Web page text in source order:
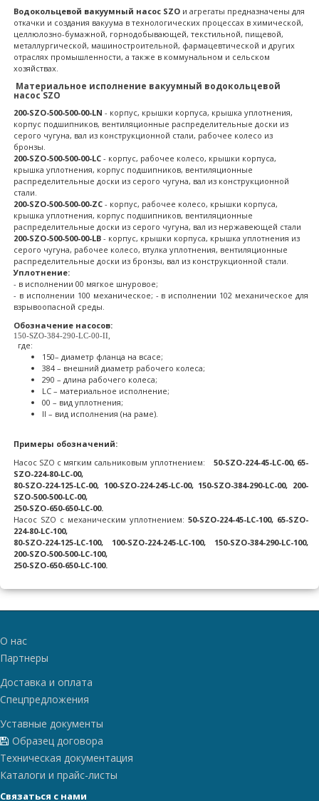
Водокольцевой вакуумный насос SZO и агрегаты предназначены для
откачки и создания вакуума в технологических процессах в химической,
целлюлозно-бумажной, горнодобывающей, текстильной, пищевой,
металлургической, машиностроительной, фармацевтической и других
отраслях промышленности, а также в коммунальном и сельском
хозяйствах.
Материальное исполнение вакуумный водокольцевой
насос SZO
200-SZO-500-500-00-LN - корпус, крышки корпуса, крышка уплотнения,
корпус подшипников, вентиляционные распределительные доски из
серого чугуна, вал из конструкционной стали, рабочее колесо из
бронзы.
200-SZO-500-500-00-LC - корпус, рабочее колесо, крышки корпуса,
крышка уплотнения, корпус подшипников, вентиляционные
распределительные доски из серого чугуна, вал из конструкционной
стали.
200-SZO-500-500-00-ZC - корпус, рабочее колесо, крышки корпуса,
крышка уплотнения, корпус подшипников, вентиляционные
распределительные доски из серого чугуна, вал из нержавеющей стали
200-SZO-500-500-00-LB - корпус, крышки корпуса, крышка уплотнения из
серого чугуна, рабочее колесо, втулка уплотнения, вентиляционные
распределительные доски из бронзы, вал из конструкционной стали.
Уплотнение:
- в исполнении 00 мягкое шнуровое;
- в исполнении 100 механическое; - в исполнении 102 механическое для
взрывоопасной среды.
Обозначение насосов:
150-SZO-384-290-LC-00-II,
где:
150– диаметр фланца на всасе;
384 – внешний диаметр рабочего колеса;
290 – длина рабочего колеса;
LC – материальное исполнение;
00 – вид уплотнения;
II – вид исполнения (на раме).
Примеры обозначений:
Насос SZO с мягким сальниковым уплотнением: 50-SZO-224-45-LC-00, 65-
SZO-224-80-LC-00,
80-SZO-224-125-LC-00, 100-SZO-224-245-LC-00, 150-SZO-384-290-LC-00, 200-
SZO-500-500-LC-00,
250-SZO-650-650-LC-00.
Насос SZO с механическим уплотнением: 50-SZO-224-45-LC-100, 65-SZO-
224-80-LC-100,
80-SZO-224-125-LC-100, 100-SZO-224-245-LC-100, 150-SZO-384-290-LC-100,
200-SZO-500-500-LC-100,
250-SZO-650-650-LC-100.
О нас
Партнеры
Доставка и оплата
Спецпредложения
Уставные документы
Образец договора
Техническая документация
Каталоги и прайс-листы
Связаться с нами